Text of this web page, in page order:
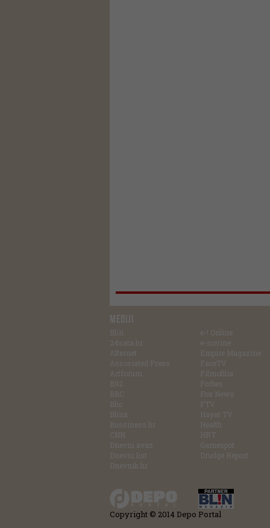
MEDIJI
Blin
24sata.hr
Alternet
Associated Press
Artforum
B92
BBC
Blic
Blinx
Bussiness.hr
CNN
Dnevni avaz
Dnevni list
Dnevnik.hr
e-! Online
e-novine
Empire Magazine
FaceTV
Filmofilia
Forbes
Fox News
FTV
Hayat TV
Health
HRT
Gamespot
Drudge Report
Copyright © 2014 Depo Portal